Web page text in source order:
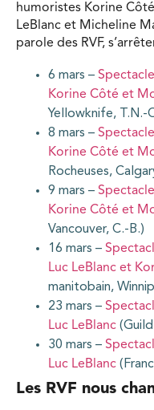
humoristes Korine
LeBlanc et Micheline
parole des RVF,
6 mars –
Korine Côté et
Yellowknife, T.N.-
8 mars –
Korine Côté et
Rocheuses,
9 mars –
Korine Côté et
Vancouver, C.-B.)
16 mars –
Luc LeBlanc et
manitobain,
23 mars –
Luc LeBlanc
30 mars –
Luc LeBlanc
Les RVF nous